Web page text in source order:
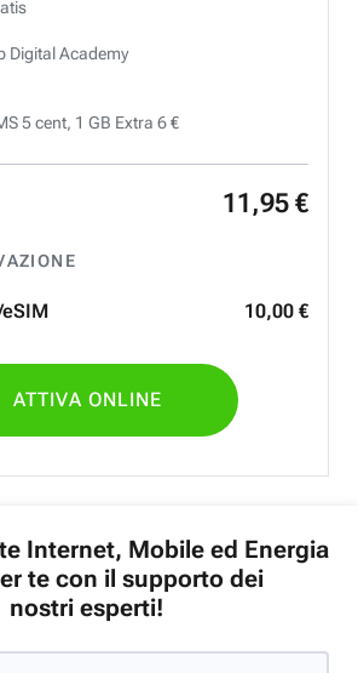
Digital Academy
5 cent, 1 GB Extra 6 €
11 ,95 €
10,00 €
ATTIVA ONLINE
Internet, Mobile ed Energia
te con il supporto dei
nostri esperti!